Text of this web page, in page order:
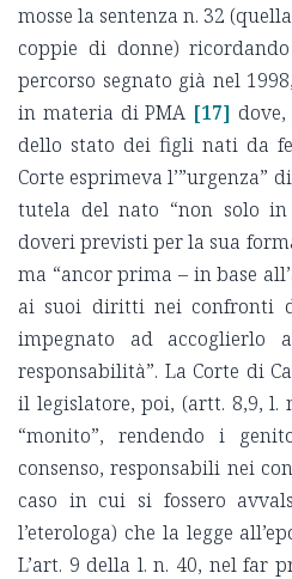
mosse la sentenza n. 32
coppie di donne)
percorso segnato già nel
in materia di PMA [17]
dello stato dei figli nati da
Corte esprimeva
tutela del nato “non solo
doveri previsti per la sua
ma “ancor prima – in base
ai suoi diritti nei confronti
impegnato ad accoglierlo
responsabilità”. La Corte di
il legislatore, poi, (artt. 8,9, l.
“monito”, rendendo i
consenso, responsabili nei
caso in cui si fossero
l’eterologa) che la legge
L’art. 9 della l. n. 40, nel far